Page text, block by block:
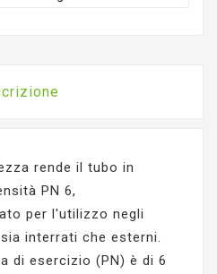
rende il tubo in
PN 6,
per l'utilizzo negli
interrati che esterni.
di esercizio (PN) è di 6